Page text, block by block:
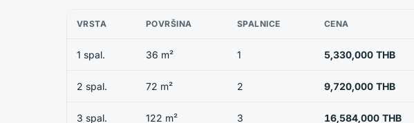
VRSTA POVRŠINA SPALNICE CENA
1 spal. 36 m² 1 5,330,000 THB
2 spal. 72 m² 2 9,720,000 THB
3 spal. 122 m² 3 16,584,000 THB